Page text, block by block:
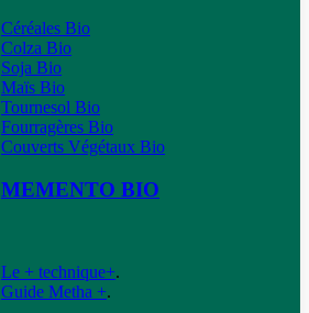
Céréales Bio
Colza Bio
Soja Bio
Maïs Bio
Tournesol Bio
Fourragères Bio
Couverts Végétaux Bio
MEMENTO BIO
Le + technique+.
Guide Metha +.